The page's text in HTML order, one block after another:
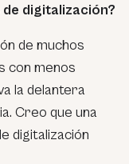
digitalización?
de muchos
con menos
la delantera
Creo que una
digitalización